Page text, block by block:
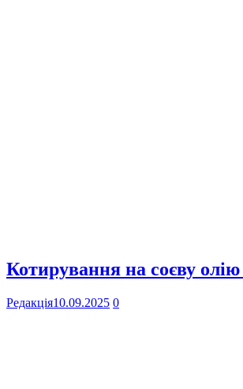
Котирування на соєву
Редакція10.09.2025 0